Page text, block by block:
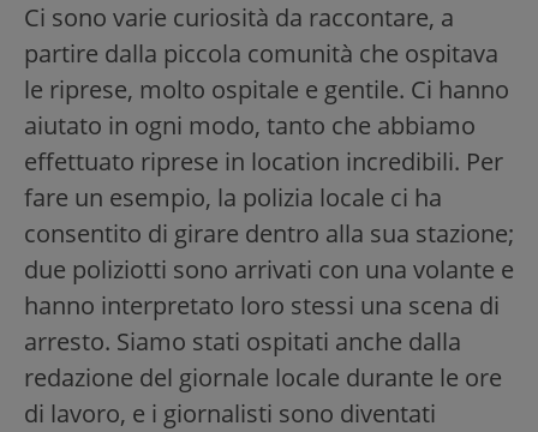
Ci sono varie curiosità da raccontare, a
partire dalla piccola comunità che ospitava
le riprese, molto ospitale e gentile. Ci hanno
aiutato in ogni modo, tanto che abbiamo
effettuato riprese in location incredibili. Per
fare un esempio, la polizia locale ci ha
consentito di girare dentro alla sua stazione;
due poliziotti sono arrivati con una volante e
hanno interpretato loro stessi una scena di
arresto. Siamo stati ospitati anche dalla
redazione del giornale locale durante le ore
di lavoro, e i giornalisti sono diventati